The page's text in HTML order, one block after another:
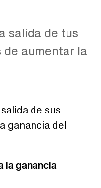
salida de tus
aumentar la
de sus
ganancia del
la ganancia